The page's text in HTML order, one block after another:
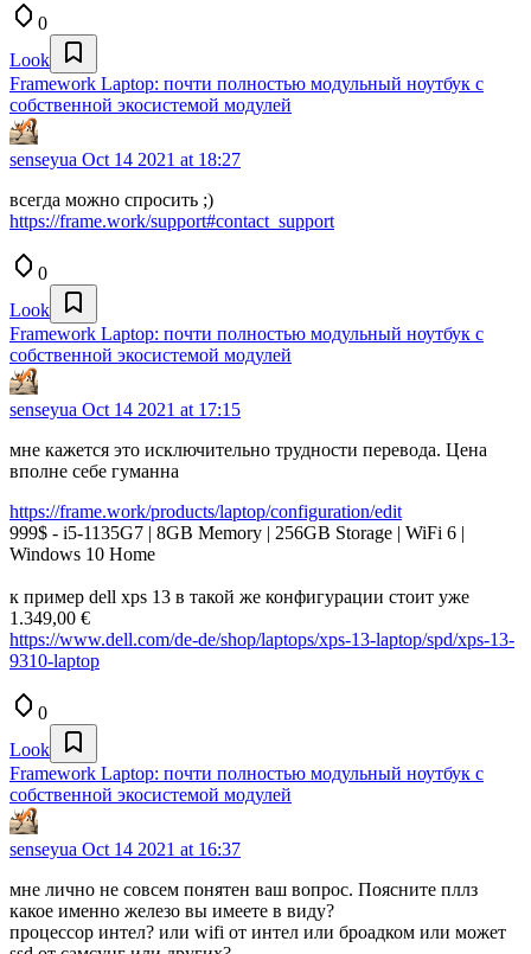
0
Look
Framework Laptop: почти полностью модульный ноутбук с
собственной экосистемой модулей
senseyua Oct 14 2021 at 18:27
всегда можно спросить ;)
https://frame.work/support#contact_support
0
Look
Framework Laptop: почти полностью модульный ноутбук с
собственной экосистемой модулей
senseyua Oct 14 2021 at 17:15
мне кажется это исключительно трудности перевода. Цена
вполне себе гуманна
https://frame.work/products/laptop/configuration/edit
999$ - i5-1135G7 | 8GB Memory | 256GB Storage | WiFi 6 |
Windows 10 Home
к пример dell xps 13 в такой же конфигурации стоит уже
1.349,00 €
https://www.dell.com/de-de/shop/laptops/xps-13-laptop/spd/xps-13-
9310-laptop
0
Look
Framework Laptop: почти полностью модульный ноутбук с
собственной экосистемой модулей
senseyua Oct 14 2021 at 16:37
мне лично не совсем понятен ваш вопрос. Поясните пллз
какое именно железо вы имеете в виду?
процессор интел? или wifi от интел или броадком или может